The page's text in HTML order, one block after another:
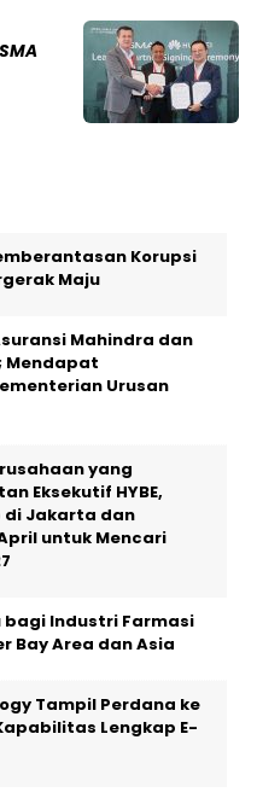
Korupsi
Maju
Mahindra dan
Mendapat
Urusan
yang
Eksekutif HYBE,
di Jakarta dan
untuk Mencari
bagi Industri Farmasi
Bay Area dan Asia
Tampil Perdana ke
Lengkap E-